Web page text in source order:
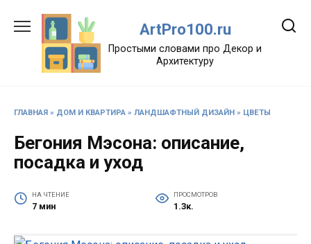
содержанию
ArtPro100.ru
Простыми словами про Декор и
Архитектуру
ГЛАВНАЯ » ДОМ И КВАРТИРА » ЛАНДШАФТНЫЙ ДИЗАЙН » ЦВЕТЫ
Бегония Мэсона: описание,
посадка и уход
НА ЧТЕНИЕ
7 мин
ПРОСМОТРОВ
1.3к.